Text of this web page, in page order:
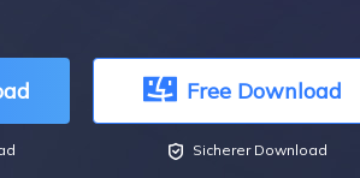
Free Download
 Sicherer Download